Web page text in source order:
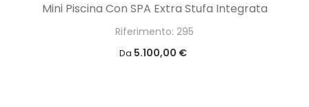
Mini Piscina Con SPA Extra Stufa Integrata
Riferimento: 295
Da 5.100,00 €